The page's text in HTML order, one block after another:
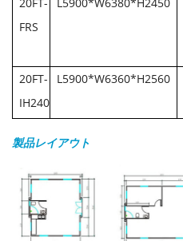
FRS
20FT-
IH240
L5900*W6360*H2560
製品レイアウト